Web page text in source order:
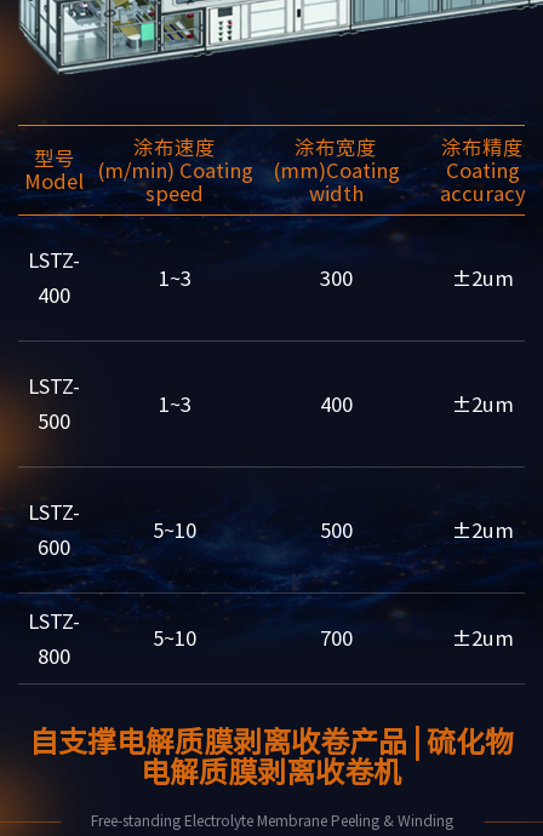
型号
Model
涂布速度
(m/min) Coating
speed
涂布宽度
(mm)Coating
width
涂布精度
Coating
accuracy
LSTZ-
400
1~3 300 ±2um
LSTZ-
500
1~3 400 ±2um
LSTZ-
600
5~10 500 ±2um
LSTZ-
800
5~10 700 ±2um
自支撑电解质膜剥离收卷产品 | 硫化物
电解质膜剥离收卷机
Free-standing Electrolyte Membrane Peeling & Winding